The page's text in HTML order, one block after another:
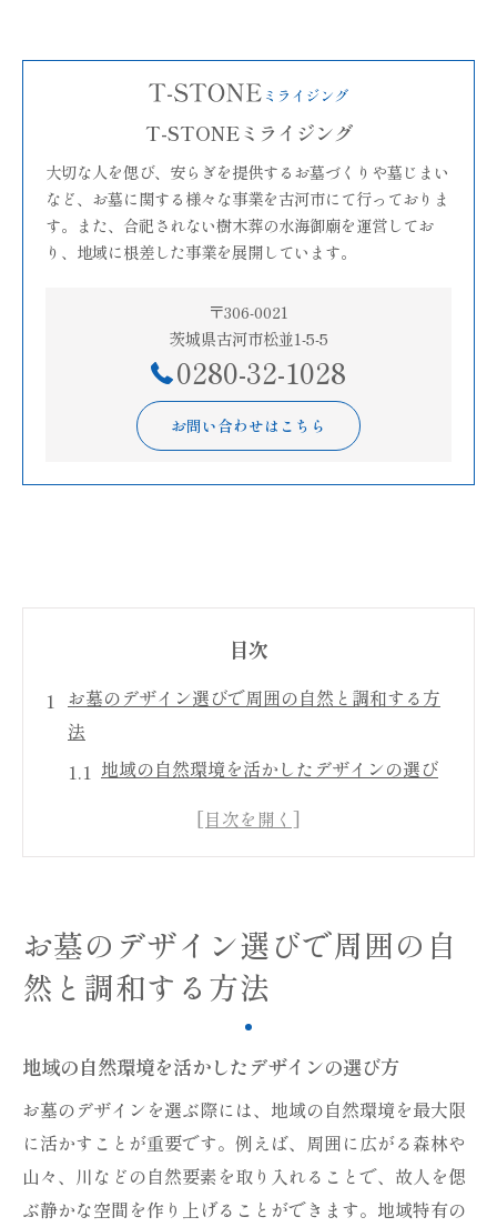
T-STONEミライジング
大切な人を偲び、安らぎを提供するお墓づくりや墓じまい
など、お墓に関する様々な事業を古河市にて行っておりま
す。また、合祀されない樹木葬の水海御廟を運営してお
り、地域に根差した事業を展開しています。
〒306-0021
茨城県古河市松並1-5-5
0280-32-1028
お問い合わせはこちら
目次
お墓のデザイン選びで周囲の自然と調和する方
法
地域の自然環境を活かしたデザインの選び
色彩選びで周囲と調和するポイント
植物や緑との共生を考慮した設計
自然災害に強いお墓デザインの工夫
故人を偲ぶ場としてのお墓周辺環境の重要性
静寂と安らぎをもたらす環境づくり
地域の歴史と伝統を反映したデザイン
訪れる人々への配慮が求められる理由
故人の思い出を感じ取る設計の工夫
お墓のデザイン選びで周囲の自
然と調和する方法
地域の自然環境を活かしたデザインの選び方
お墓のデザインを選ぶ際には、地域の自然環境を最大限
に活かすことが重要です。例えば、周囲に広がる森林や
山々、川などの自然要素を取り入れることで、故人を偲
ぶ静かな空間を作り上げることができます。地域特有の